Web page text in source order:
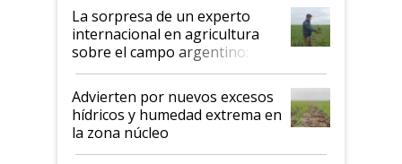
La sorpresa de un experto
internacional en agricultura
sobre el campo argentino:
"Estoy muy impresionado"
Advierten por nuevos excesos
hídricos y humedad extrema en
la zona núcleo